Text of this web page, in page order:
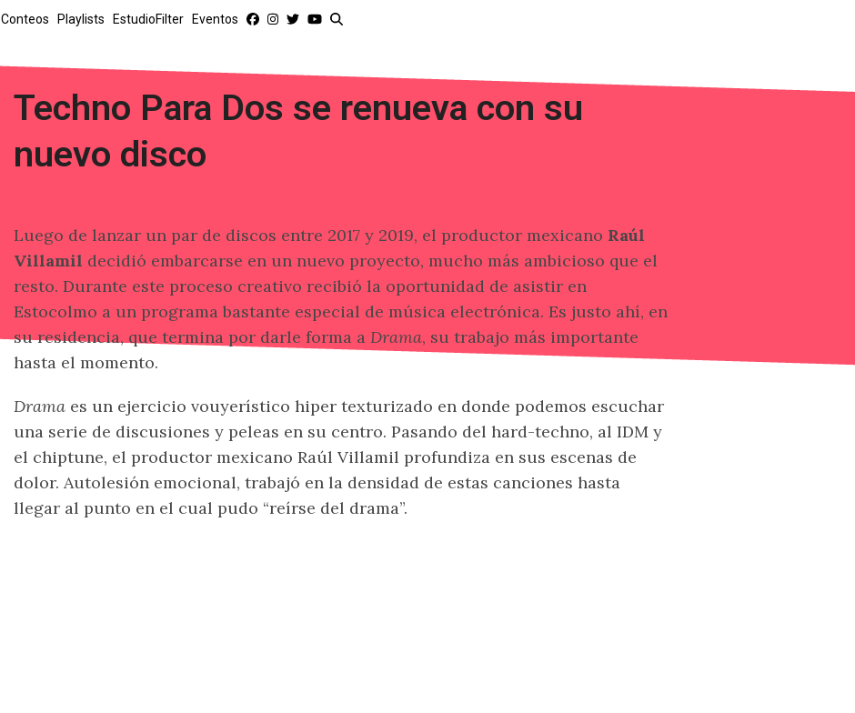
Conteos Playlists EstudioFilter Eventos
Techno Para Dos se renueva con su
nuevo disco
Luego de lanzar un par de discos entre 2017 y 2019, el productor mexicano Raúl
Villamil decidió embarcarse en un nuevo proyecto, mucho más ambicioso que el
resto. Durante este proceso creativo recibió la oportunidad de asistir en
Estocolmo a un programa bastante especial de música electrónica. Es justo ahí, en
su residencia, que termina por darle forma a Drama, su trabajo más importante
hasta el momento.
Drama es un ejercicio vouyerístico hiper texturizado en donde podemos escuchar
una serie de discusiones y peleas en su centro. Pasando del hard-techno, al IDM y
el chiptune, el productor mexicano Raúl Villamil profundiza en sus escenas de
dolor. Autolesión emocional, trabajó en la densidad de estas canciones hasta
llegar al punto en el cual pudo “reírse del drama”.